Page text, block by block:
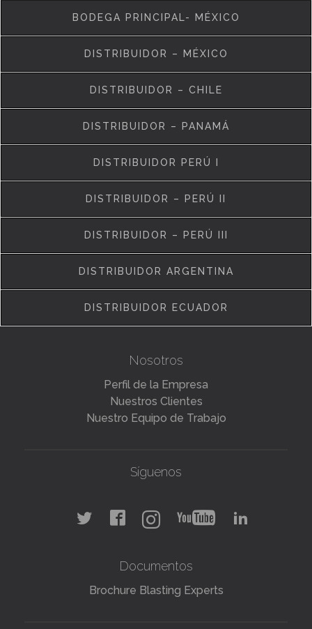
BODEGA PRINCIPAL- MÉXICO
DISTRIBUIDOR – MÉXICO
DISTRIBUIDOR – CHILE
DISTRIBUIDOR – PANAMÁ
DISTRIBUIDOR PERÚ I
DISTRIBUIDOR – PERÚ II
DISTRIBUIDOR – PERÚ III
DISTRIBUIDOR ARGENTINA
DISTRIBUIDOR ECUADOR
Nosotros
Perfil de la Empresa
Nuestros Clientes
Nuestro Equipo de Trabajo
Síguenos
Documentos
Brochure Blasting Experts